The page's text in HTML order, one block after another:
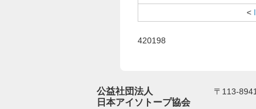
<
420198
公益社団法人
日本アイソトープ協会
〒113-